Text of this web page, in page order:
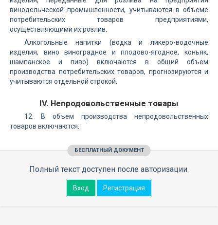
винодельческой промышленности, учитываются в объеме
потребительских товаров предприятиями,
осуществляющими их розлив.
Алкогольные напитки (водка и ликеро-водочные
изделия, вино виноградное и плодово-ягодное, коньяк,
шампанское и пиво) включаются в общий объем
производства потребительских товаров, прогнозируются и
учитываются отдельной строкой.
IV. Непродовольственные товары
12. В объем производства непродовольственных
товаров включаются:
БЕСПЛАТНЫЙ ДОКУМЕНТ
Полный текст доступен после авторизации.
Вход Регистрация